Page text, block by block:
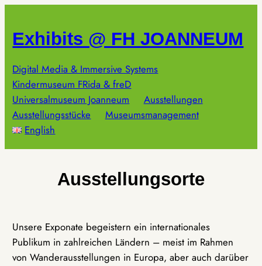
springen
Exhibits @ FH JOANNEUM
Digital Media & Immersive Systems
Kindermuseum FRida & freD
Universalmuseum Joanneum
Ausstellungen
Ausstellungsstücke
Museumsmanagement
English
Ausstellungsorte
Unsere Exponate begeistern ein internationales
Publikum in zahlreichen Ländern – meist im Rahmen
von Wanderausstellungen in Europa, aber auch darüber